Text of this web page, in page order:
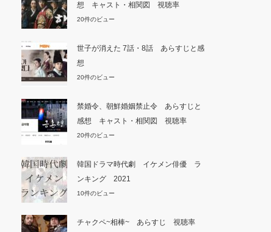
想 キャスト・相関図 視聴率
20件のビュー
世子が消えた 7話・8話 あらすじと感
想
20件のビュー
禁婚令、朝鮮婚姻禁止令 あらすじと
感想 キャスト・相関図 視聴率
20件のビュー
韓国ドラマ時代劇 イケメン俳優 ラ
ンキング 2021
10件のビュー
チャクペ~相棒~ あらすじ 視聴率